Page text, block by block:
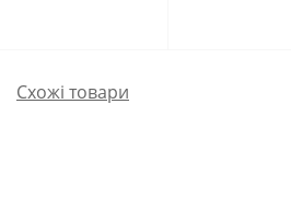
Схожі товари